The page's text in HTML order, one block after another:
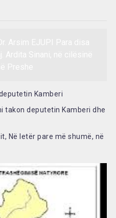
Kamberi
takon deputetin Kamberi dhe
Në letër pare më shumë, në